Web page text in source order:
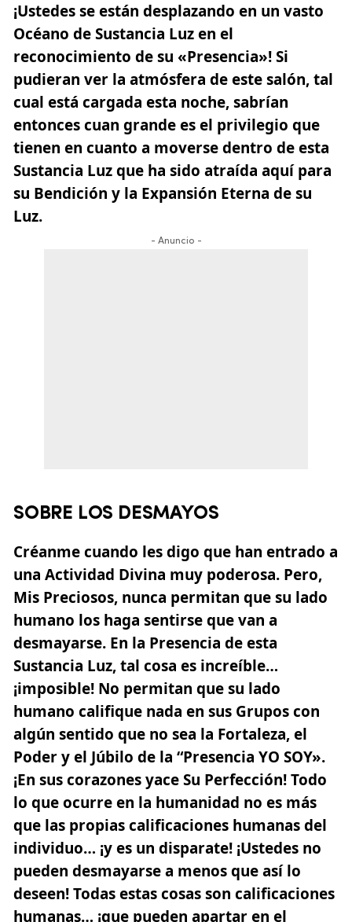
¡Ustedes se están desplazando en un vasto
Océano de Sustancia Luz en el
reconocimiento de su «Presencia»! Si
pudieran ver la atmósfera de este salón, tal
cual está cargada esta noche, sabrían
entonces cuan grande es el privilegio que
tienen en cuanto a moverse dentro de esta
Sustancia Luz que ha sido atraída aquí para
su Bendición y la Expansión Eterna de su
Luz.
- Anuncio -
SOBRE LOS DESMAYOS
Créanme cuando les digo que han entrado a
una Actividad Divina muy poderosa. Pero,
Mis Preciosos, nunca permitan que su lado
humano los haga sentirse que van a
desmayarse. En la Presencia de esta
Sustancia Luz, tal cosa es increíble…
¡imposible! No permitan que su lado
humano califique nada en sus Grupos con
algún sentido que no sea la Fortaleza, el
Poder y el Júbilo de la “Presencia YO SOY».
¡En sus corazones yace Su Perfección! Todo
lo que ocurre en la humanidad no es más
que las propias calificaciones humanas del
individuo… ¡y es un disparate! ¡Ustedes no
pueden desmayarse a menos que así lo
deseen! Todas estas cosas son calificaciones
humanas… ¡que pueden apartar en el